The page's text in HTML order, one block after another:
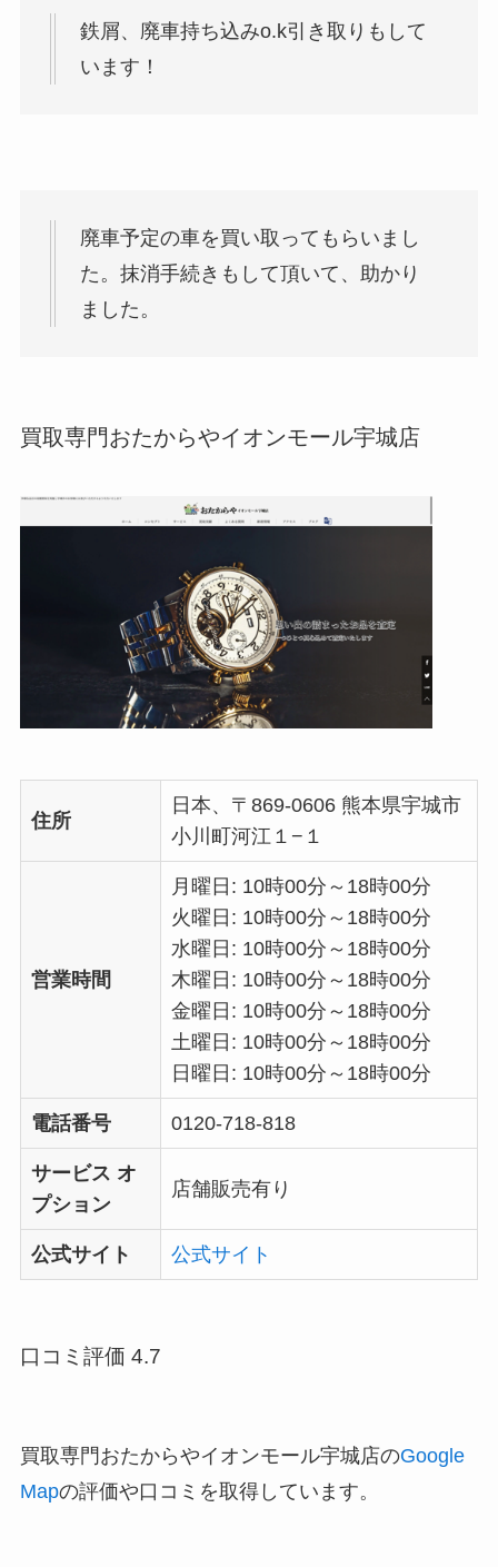
鉄屑、廃車持ち込みo.k引き取りもして
います！
廃車予定の車を買い取ってもらいまし
た。抹消手続きもして頂いて、助かり
ました。
買取専門おたからやイオンモール宇城店
住所
日本、〒869-0606 熊本県宇城市
小川町河江１−１
営業時間
月曜日: 10時00分～18時00分
火曜日: 10時00分～18時00分
水曜日: 10時00分～18時00分
木曜日: 10時00分～18時00分
金曜日: 10時00分～18時00分
土曜日: 10時00分～18時00分
日曜日: 10時00分～18時00分
電話番号 0120-718-818
サービス オ
プション
店舗販売有り
公式サイト 公式サイト
口コミ評価 4.7
買取専門おたからやイオンモール宇城店のGoogle
Mapの評価や口コミを取得しています。